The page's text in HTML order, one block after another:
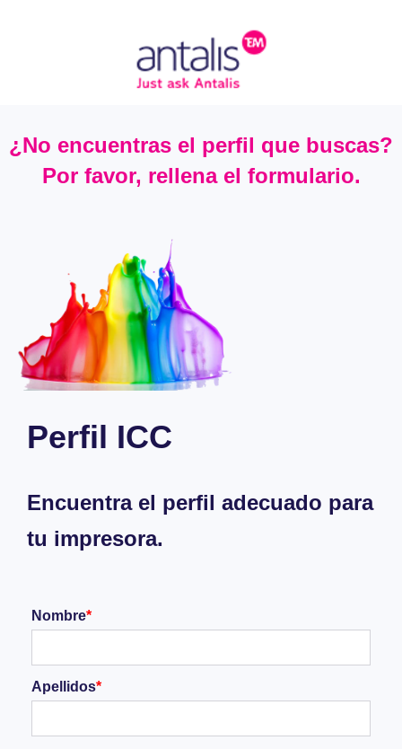
¿No encuentras el perfil que buscas?
Por favor, rellena el formulario.
Perfil ICC
Encuentra el perfil adecuado para
tu impresora.
Nombre*
Apellidos*